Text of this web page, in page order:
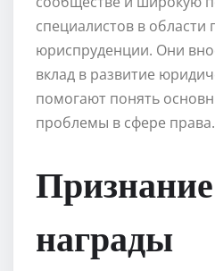
специалистов в области
юриспруденции. Они
вклад в развитие
помогают понять
проблемы в сфере права.
награды